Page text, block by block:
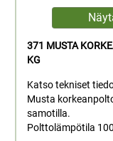
371 MUSTA
KG
Katso tekniset
Musta
samotilla.
Polttolämpötila